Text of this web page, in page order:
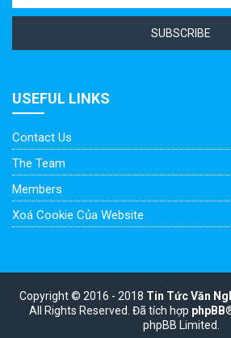
SUBSCRIBE
USEFUL LINKS
Contact Us
The Team
Members
Xoá Cookie Của Website
Copyright © 2016 - 2018 Tin Tức Văn
All Rights Reserved. Đã tích hợp phpBB
phpBB Limited.